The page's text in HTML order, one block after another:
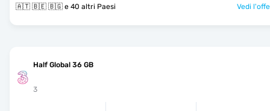
🇦🇹 🇧🇪 🇧🇬 e 40 altri Paesi Vedi
Half Global 36 GB
3